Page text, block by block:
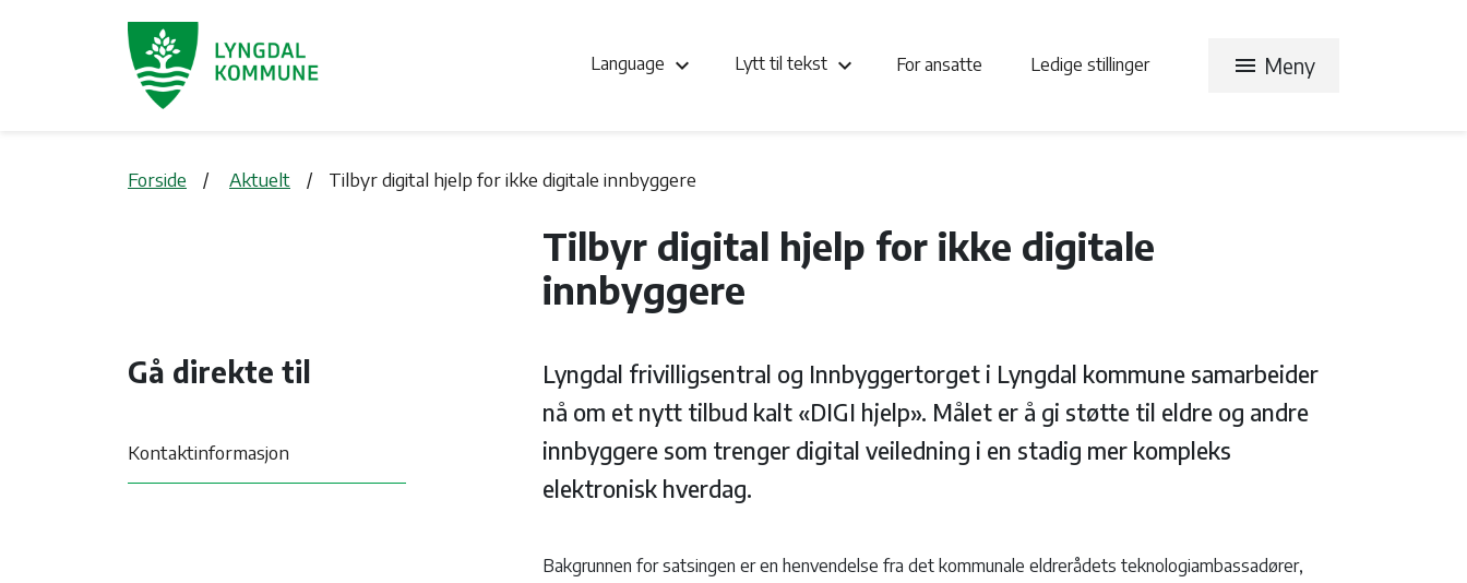
Language keyboard_arrow_down Lytt til tekst keyboard_arrow_down For ansatte Ledige stillinger menu Meny
Forside Aktuelt Tilbyr digital hjelp for ikke digitale innbyggere
Tilbyr digital hjelp for ikke digitale
innbyggere
Gå direkte til
Kontaktinformasjon
Lyngdal frivilligsentral og Innbyggertorget i Lyngdal kommune samarbeider
nå om et nytt tilbud kalt «DIGI hjelp». Målet er å gi støtte til eldre og andre
innbyggere som trenger digital veiledning i en stadig mer kompleks
elektronisk hverdag.
Bakgrunnen for satsingen er en henvendelse fra det kommunale eldrerådets teknologiambassadører,